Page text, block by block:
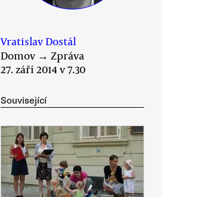
Vratislav Dostál
Domov → Zpráva
27. září 2014 v 7.30
Související